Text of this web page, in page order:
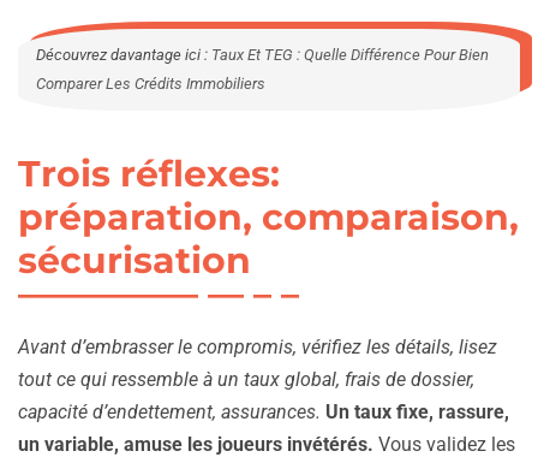
Découvrez davantage ici : Taux Et TEG : Quelle Différence Pour Bien
Comparer Les Crédits Immobiliers
Trois réflexes:
préparation, comparaison,
sécurisation
Avant d’embrasser le compromis, vérifiez les détails, lisez
tout ce qui ressemble à un taux global, frais de dossier,
capacité d’endettement, assurances. Un taux fixe, rassure,
un variable, amuse les joueurs invétérés. Vous validez les